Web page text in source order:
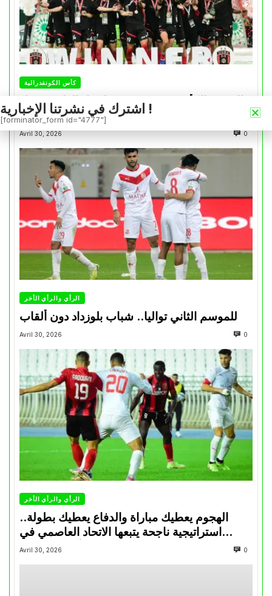
كأس الكونفدرالية
التتويج بالكأس.. دفعة معنوية لإتحاد العاصمة قبل
موقعة الزمالك في نهائي الكونفدرالية
Avril 30, 2026 0
الرأي والرأي الأخر
للموسم الثاني تواليا.. شباب بلوزداد دون ألقاب
Avril 30, 2026 0
الرأي والرأي الأخر
الهجوم يعطيك مباراة والدفاع يعطيك بطولة..
استراتيجية ناجحة يتبعها الاتحاد العاصمي في
تتويجاته آخر السنوات
Avril 30, 2026 0
اشترك في نشرتنا الإخبارية !
[forminator_form id="4777"]